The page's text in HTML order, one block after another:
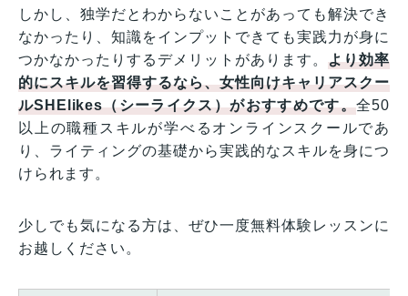
しかし、独学だとわからないことがあっても解決でき
なかったり、知識をインプットできても実践力が身に
つかなかったりするデメリットがあります。より効率
的にスキルを習得するなら、女性向けキャリアスクー
ルSHElikes（シーライクス）がおすすめです。全50
以上の職種スキルが学べるオンラインスクールであ
り、ライティングの基礎から実践的なスキルを身につ
けられます。
少しでも気になる方は、ぜひ一度無料体験レッスンに
お越しください。